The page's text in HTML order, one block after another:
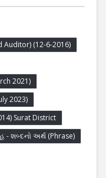
(12-6-2016)
2021)
2023)
Surat District
- શબ્દનો અર્થ (Phrase)